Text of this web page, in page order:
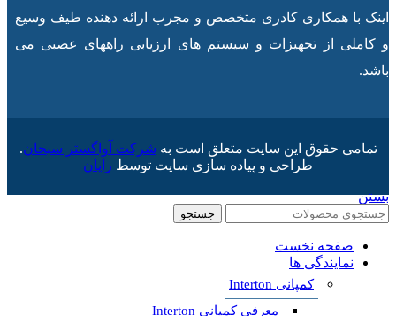
اینک با همکاری کادری متخصص و مجرب ارائه دهنده طیف وسیع
و کاملی از تجهیزات و سیستم های ارزیابی راههای عصبی می
باشد.
تمامی حقوق این سایت متعلق است به شرکت آواگستر سبحان.
طراحی و پیاده سازی سایت توسط رایان
بستن
جستجو
صفحه نخست
نمایندگی ها
کمپانی Interton
معرفی کمپانی Interton